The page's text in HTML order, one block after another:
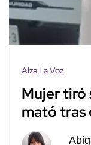
Alza La Voz
Mujer tiró
mató tras